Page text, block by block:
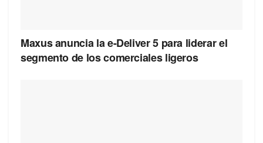
Maxus anuncia la e-Deliver 5 para liderar el
segmento de los comerciales ligeros